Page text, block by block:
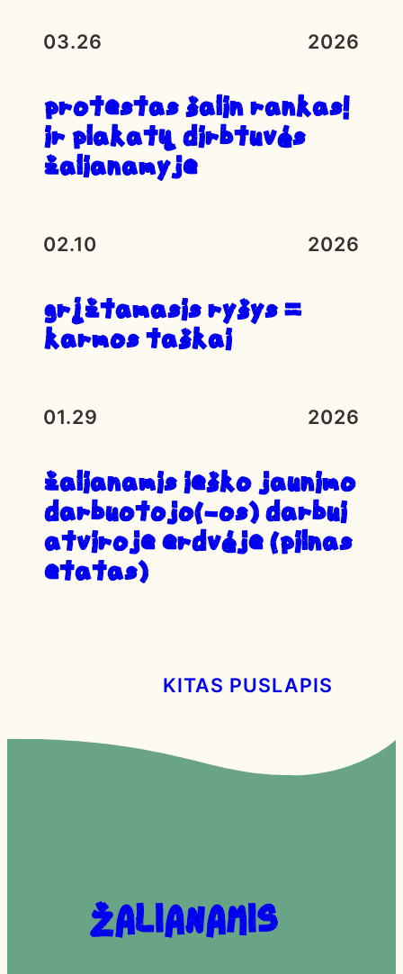
03.26 2026
Protestas ŠALIN RANKAS!
ir plakatų dirbtuvės
Žalianamyje
02.10 2026
Grįžtamasis ryšys =
karmos taškai
01.29 2026
ŽALIANAMIS IEŠKO JAUNIMO
DARBUOTOJO(-OS) DARBUI
ATVIROJE ERDVĖJE (PILNAS
ETATAS)
KITAS PUSLAPIS
Žalianamis